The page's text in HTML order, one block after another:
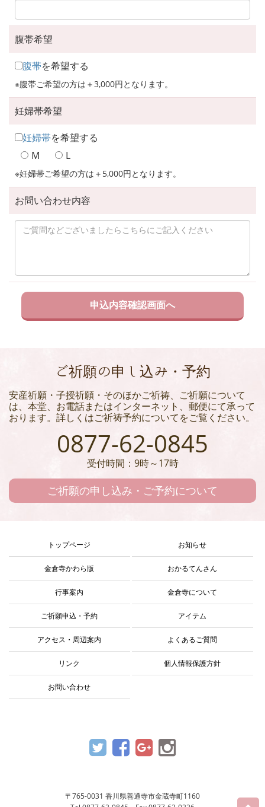
腹帯希望
腹帯を希望する
※腹帯ご希望の方は＋3,000円となります。
妊婦帯希望
妊婦帯を希望する
M
L
※妊婦帯ご希望の方は＋5,000円となります。
お問い合わせ内容
ご祈願の申し込み・予約
安産祈願・子授祈願・そのほかご祈祷、ご祈願について
は、本堂、お電話またはインターネット、郵便にて承って
おります。詳しくはご祈祷予約についてをご覧ください。
0877-62-0845
受付時間：9時～17時
ご祈願の申し込み・ご予約について
トップページ お知らせ
金倉寺かわら版 おかるてんさん
行事案内 金倉寺について
ご祈願申込・予約 アイテム
アクセス・周辺案内 よくあるご質問
リンク 個人情報保護方針
お問い合わせ
〒765-0031 香川県善通寺市金蔵寺町1160